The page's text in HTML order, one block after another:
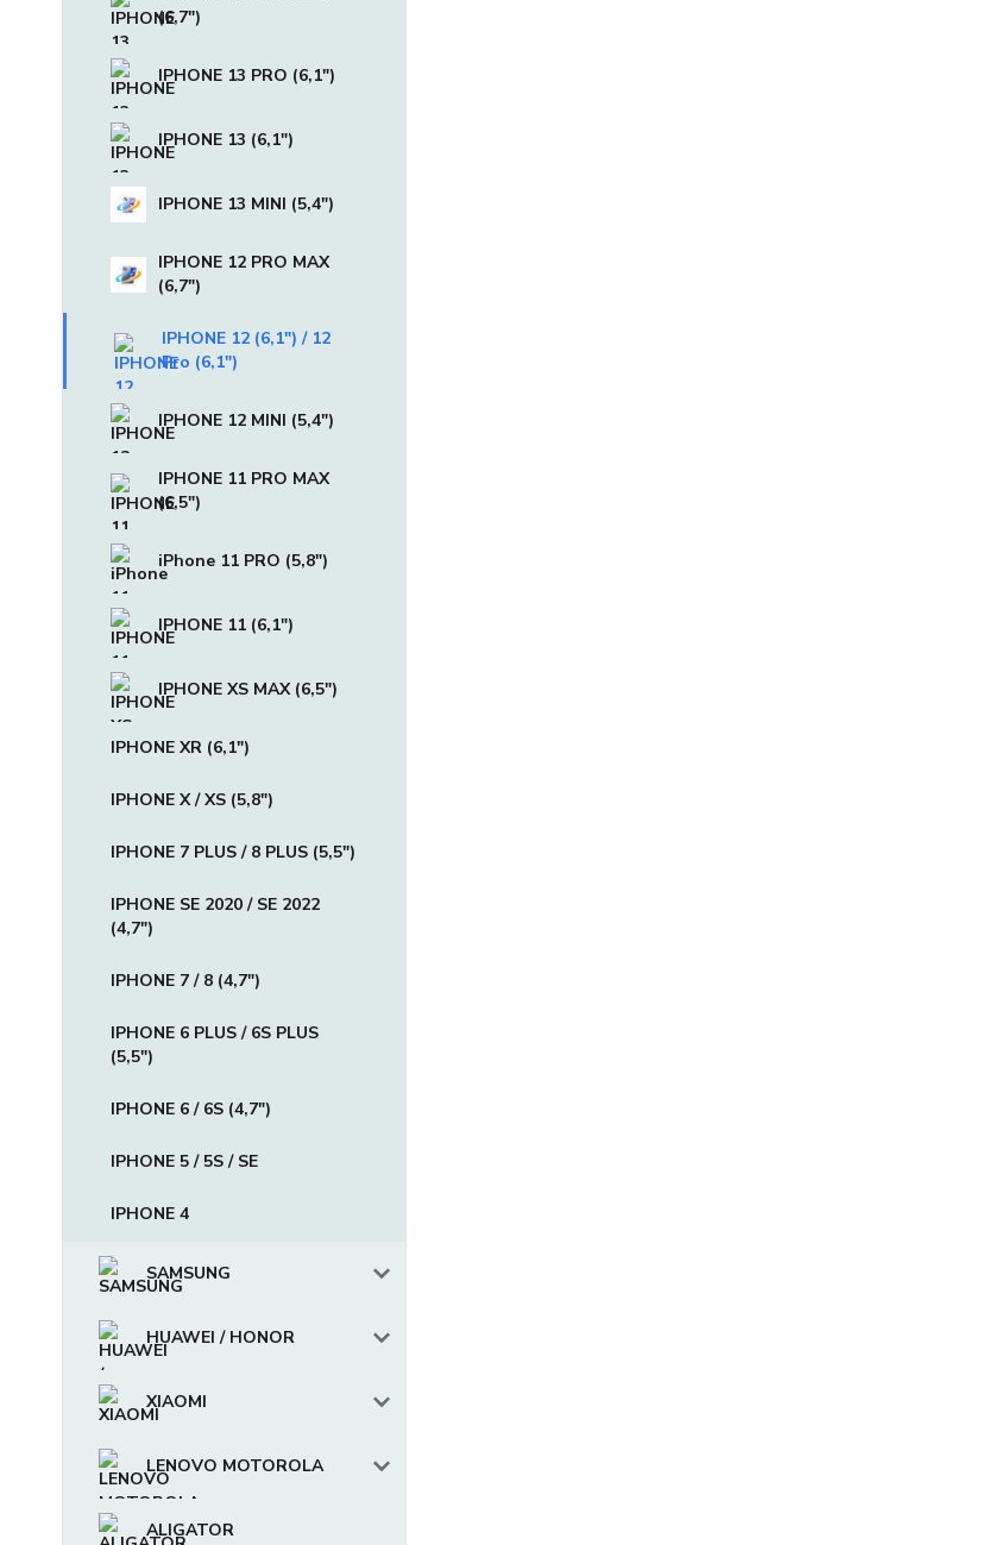
(6,7")
IPHONE 13 PRO (6,1")
IPHONE 13 (6,1")
IPHONE 13 MINI (5,4")
IPHONE 12 PRO MAX
(6,7")
IPHONE 12 (6,1") / 12
Pro (6,1")
IPHONE 12 MINI (5,4")
IPHONE 11 PRO MAX
(6,5")
iPhone 11 PRO (5,8")
IPHONE 11 (6,1")
IPHONE XS MAX (6,5")
IPHONE XR (6,1")
IPHONE X / XS (5,8")
IPHONE 7 PLUS / 8 PLUS (5,5")
IPHONE SE 2020 / SE 2022
(4,7")
IPHONE 7 / 8 (4,7")
IPHONE 6 PLUS / 6S PLUS
(5,5")
IPHONE 6 / 6S (4,7")
IPHONE 5 / 5S / SE
IPHONE 4
SAMSUNG
HUAWEI / HONOR
XIAOMI
LENOVO MOTOROLA
ALIGATOR